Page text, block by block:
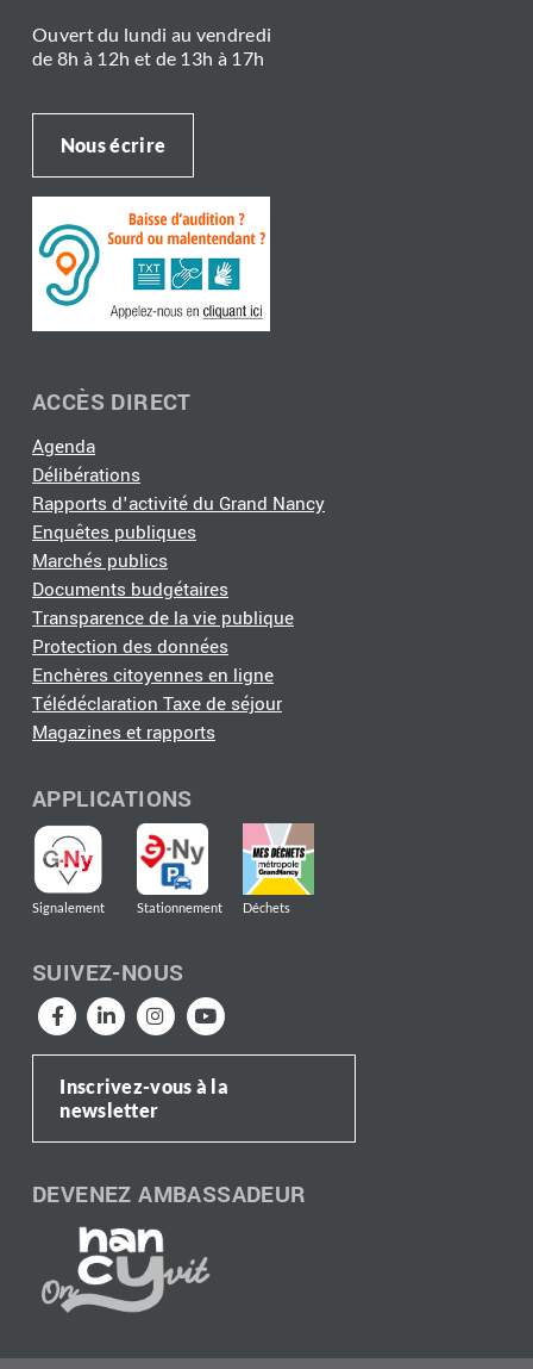
Ouvert du lundi au vendredi
de 8h à 12h et de 13h à 17h
Nous écrire
ACCÈS DIRECT
Agenda
Délibérations
Rapports d'activité du Grand Nancy
Enquêtes publiques
Marchés publics
Documents budgétaires
Transparence de la vie publique
Protection des données
Enchères citoyennes en ligne
Télédéclaration Taxe de séjour
Magazines et rapports
APPLICATIONS
Signalement Stationnement Déchets
SUIVEZ-NOUS
Inscrivez-vous à la
newsletter
DEVENEZ AMBASSADEUR